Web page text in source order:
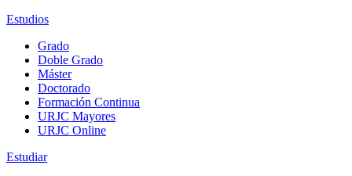
Estudios
Grado
Doble Grado
Máster
Doctorado
Formación Continua
URJC Mayores
URJC Online
Estudiar